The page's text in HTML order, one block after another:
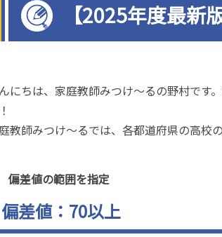
【2025年度最
にちは、家庭教師みつけ～るの野村です
教師みつけ～るでは、各都道府県の高校
偏差値の範囲を指定
偏差値：70以上